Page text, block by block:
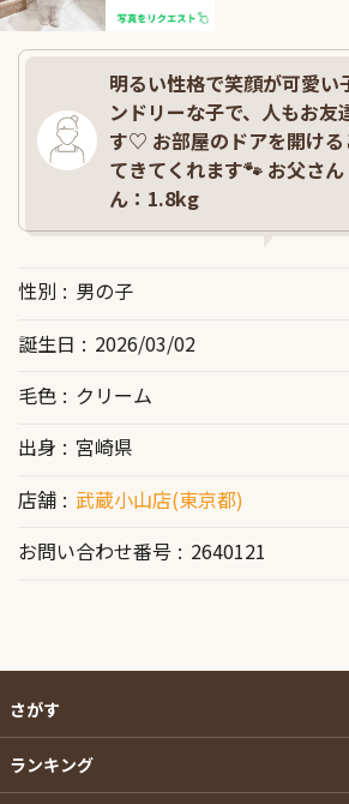
明るい性格で笑顔が可愛
ンドリーな子で、人もお友
す♡ お部屋のドアを開ける
てきてくれます🐾 お父さ
ん：1.8kg
性別
男の子
誕生日
2026/03/02
毛色
クリーム
出身
宮崎県
店舗
武蔵小山店(東京都)
お問い合わせ番号
2640121
さがす
ランキング